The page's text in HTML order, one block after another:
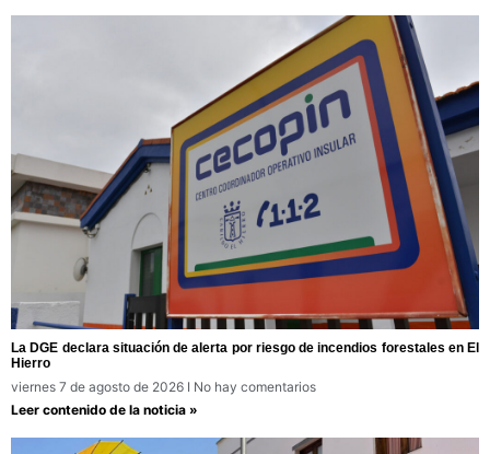
La DGE declara situación de alerta por riesgo de incendios forestales en El
Hierro
viernes 7 de agosto de 2026
No hay comentarios
Leer contenido de la noticia »